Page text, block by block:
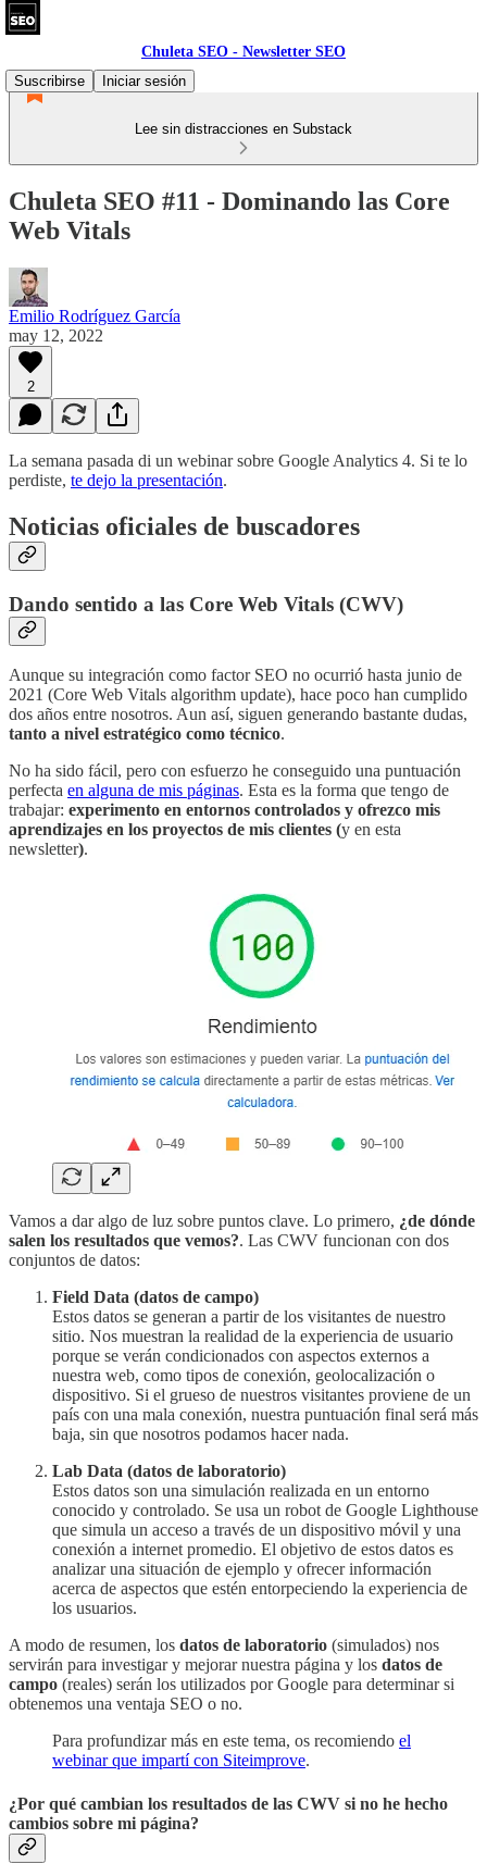
Chuleta SEO - Newsletter SEO
Suscribirse
Iniciar sesión
Lee sin distracciones en Substack
Chuleta SEO #11 - Dominando las Core
Web Vitals
Emilio Rodríguez García
may 12, 2022
2
La semana pasada di un webinar sobre Google Analytics 4. Si te lo
perdiste, te dejo la presentación.
Noticias oficiales de buscadores
Dando sentido a las Core Web Vitals (CWV)
Aunque su integración como factor SEO no ocurrió hasta junio de
2021 (Core Web Vitals algorithm update), hace poco han cumplido
dos años entre nosotros. Aun así, siguen generando bastante dudas,
tanto a nivel estratégico como técnico.
No ha sido fácil, pero con esfuerzo he conseguido una puntuación
perfecta en alguna de mis páginas. Esta es la forma que tengo de
trabajar: experimento en entornos controlados y ofrezco mis
aprendizajes en los proyectos de mis clientes (y en esta
newsletter).
Vamos a dar algo de luz sobre puntos clave. Lo primero, ¿de dónde
salen los resultados que vemos?. Las CWV funcionan con dos
conjuntos de datos:
Field Data (datos de campo)
Estos datos se generan a partir de los visitantes de nuestro
sitio. Nos muestran la realidad de la experiencia de usuario
porque se verán condicionados con aspectos externos a
nuestra web, como tipos de conexión, geolocalización o
dispositivo. Si el grueso de nuestros visitantes proviene de un
país con una mala conexión, nuestra puntuación final será más
baja, sin que nosotros podamos hacer nada.
Lab Data (datos de laboratorio)
Estos datos son una simulación realizada en un entorno
conocido y controlado. Se usa un robot de Google Lighthouse
que simula un acceso a través de un dispositivo móvil y una
conexión a internet promedio. El objetivo de estos datos es
analizar una situación de ejemplo y ofrecer información
acerca de aspectos que estén entorpeciendo la experiencia de
los usuarios.
A modo de resumen, los datos de laboratorio (simulados) nos
servirán para investigar y mejorar nuestra página y los datos de
campo (reales) serán los utilizados por Google para determinar si
obtenemos una ventaja SEO o no.
Para profundizar más en este tema, os recomiendo el
webinar que impartí con Siteimprove.
¿Por qué cambian los resultados de las CWV si no he hecho
cambios sobre mi página?